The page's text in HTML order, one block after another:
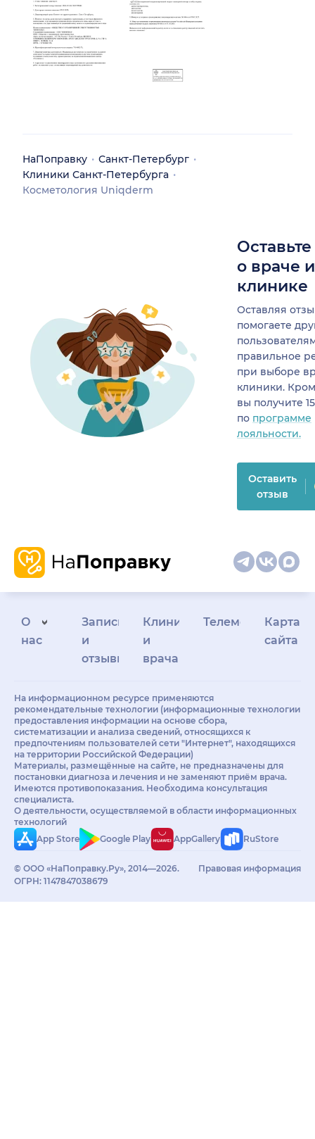
НаПоправку
Санкт-Петербург
Клиники Санкт-Петербурга
Косметология Uniqderm
о враче
клинике
Оставляя
помогаете
правильное
при выборе
клиники.
вы получите
по программе
лояльности.
Оставить
отзыв
О
нас
Запись
и
отзывы
Клиникам
и
врачам
Телемедицина
Карта
сайта
На информационном ресурсе применяются
рекомендательные технологии (информационные технологии
предоставления информации на основе сбора,
систематизации и анализа сведений, относящихся к
предпочтениям пользователей сети "Интернет", находящихся
на территории Российской Федерации)
Материалы, размещённые на сайте, не предназначены для
постановки диагноза и лечения и не заменяют приём врача.
Имеются противопоказания. Необходима консультация
специалиста.
О деятельности, осуществляемой в области информационных
технологий
App Store
Google Play AppGallery RuStore
© ООО «НаПоправку.Ру», 2014—2026.
ОГРН: 1147847038679
Правовая информация